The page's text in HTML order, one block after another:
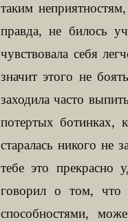
таким
правда, не билось
чувствовала себя
значит этого не
заходила часто
потертых ботинках,
старалась никого не
тебе это прекрасно
говорил о том, что
способностями,